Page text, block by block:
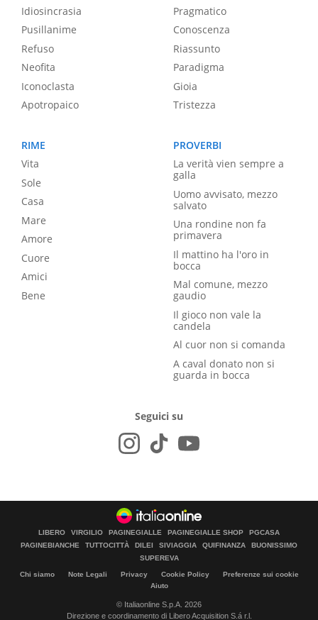
Idiosincrasia
Pusillanime
Refuso
Neofita
Iconoclasta
Apotropaico
Pragmatico
Conoscenza
Riassunto
Paradigma
Gioia
Tristezza
RIME
Vita
Sole
Casa
Mare
Amore
Cuore
Amici
Bene
PROVERBI
La verità vien sempre a
galla
Uomo avvisato, mezzo
salvato
Una rondine non fa
primavera
Il mattino ha l'oro in
bocca
Mal comune, mezzo
gaudio
Il gioco non vale la
candela
Al cuor non si comanda
A caval donato non si
guarda in bocca
Seguici su
LIBERO VIRGILIO PAGINEGIALLE PAGINEGIALLE SHOP
PGCASA
PAGINEBIANCHE
TUTTOCITTÀ DILEI SIVIAGGIA QUIFINANZA
BUONISSIMO
SUPEREVA
Chi siamo Note Legali Privacy Cookie Policy
Preferenze sui cookie
Aiuto
© Italiaonline S.p.A. 2026
Direzione e coordinamento di Libero Acquisition S.á r.l.